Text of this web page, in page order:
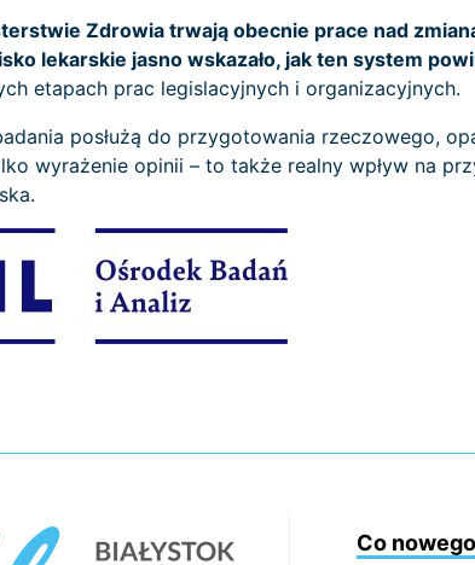
Zdrowia trwają obecnie prace nad
lekarskie jasno wskazało, jak ten system
etapach prac legislacyjnych i organizacyjnych.
posłużą do przygotowania rzeczowego,
wyrażenie opinii – to także realny wpływ na
Co nowego